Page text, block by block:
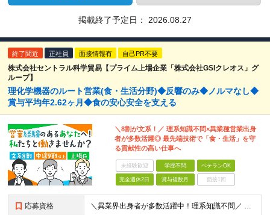
掲載終了予定日： 2026.08.27
終了間近 正社員 面接情報有 自己PR不要
株式会社セントラル科学貿易【プライム上場企業「株式会社GSIクレオス」グ
ループ】
理化学機器のルート営業(食・生活分野)◆反響のみ◆ノルマなし◆
賞与平均年2.62ヶ月◆食の安心安全を支える
＼8割が文系！／ 理系知識不問×異業種営業出身
者が多数活躍◎ 最先端技術で「食・生活」を守
る貢献性の高い仕事へ
未経験歓迎 学歴不問 ベテランOK
完全週休2日 賞与複数月 面接1回
応募資格 ＼異業界出身者が多数活躍中！理系知識不問／ ■法人営業（BtoB）の経験をお持ちの方 ■普通自動車免許（AT限定可）をお持ちの方※入社までの取得可 ※学歴不問 ～求める人物像について～ ・明るく礼儀